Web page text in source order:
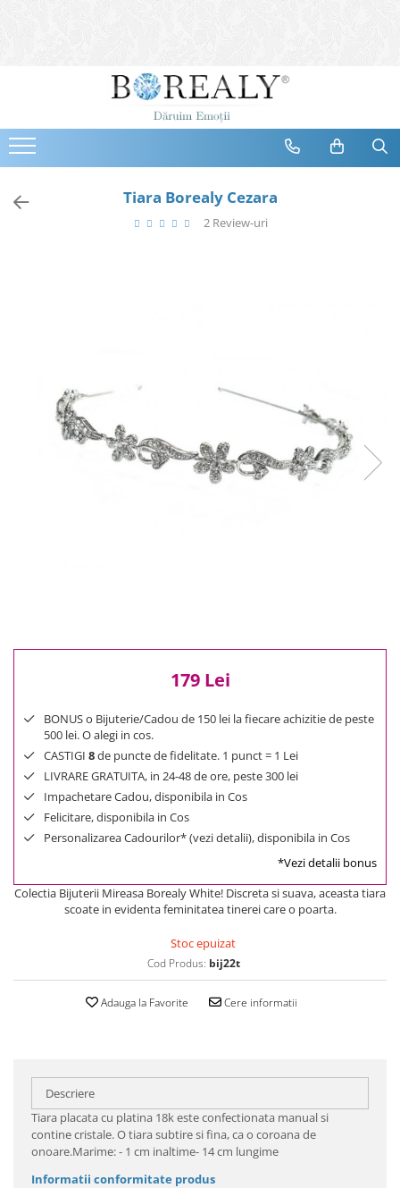
Bijuterii
Cercei
Bratari
Coliere
Reduceri
Cele mai noi
Cele mai vandute
500 Lei - 1000 Lei
Tiara Borealy Cezara
2 Review-uri
179 Lei
BONUS o Bijuterie/Cadou de 150 lei la fiecare achizitie de peste
500 lei. O alegi in cos.
CASTIGI 8de puncte de fidelitate. 1 punct = 1 Lei
LIVRARE GRATUITA, in 24-48 de ore, peste 300 lei
Impachetare Cadou, disponibila in Cos
Felicitare, disponibila in Cos
Personalizarea Cadourilor* (vezi detalii), disponibila in Cos
*Vezi detalii bonus
Colectia Bijuterii Mireasa Borealy White! Discreta si suava, aceasta tiara
scoate in evidenta feminitatea tinerei care o poarta.
Stoc epuizat
Cod Produs: bij22t
Adauga la Favorite Cere informatii
Descriere
Tiara placata cu platina 18k este confectionata manual si
contine cristale. O tiara subtire si fina, ca o coroana de
onoare.Marime: - 1 cm inaltime- 14 cm lungime
Informatii conformitate produs